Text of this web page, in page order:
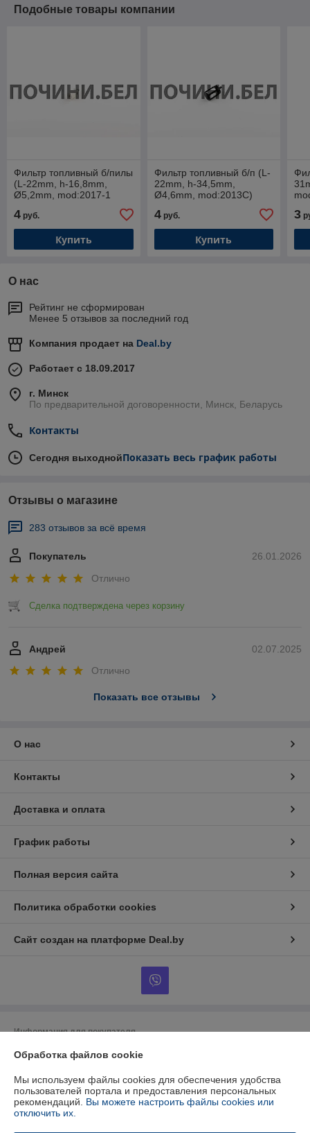
Подобные товары компании
Фильтр топливный б/пилы
(L-22mm, h-16,8mm,
Ø5,2mm, mod:2017-1
4 руб.
Купить
Фильтр топливный б/п (L-
22mm, h-34,5mm,
Ø4,6mm, mod:2013C)
4руб.
Купить
3
О нас
Рейтинг не сформирован
Менее 5 отзывов за последний год
Компания продает на Deal.by
Работает с 18.09.2017
г. Минск
По предварительной договоренности, Минск, Беларусь
Контакты
Сегодня выходнойПоказать весь график работы
Отзывы о магазине
283 отзывов за всё время
26.01.2026
Покупатель
Отлично
Сделка подтверждена через корзину
02.07.2025
Андрей
Отлично
Показать все отзывы
О нас
Контакты
Доставка и оплата
График работы
Полная версия сайта
Политика обработки cookies
Сайт создан на платформе Deal.by
Информация для покупателя
Юридическое лицо:ООО "БУРАН-Техно"
Регистрационный номер ЕГР: 192412723
УНП: 192412723
Регистрационный орган: Минский горисполком
Обработка файлов cookie
Мы используем файлы cookies для обеспечения удобства
пользователей портала и предоставления персональных
рекомендаций. Вы можете настроить файлы cookies или
отключить их.